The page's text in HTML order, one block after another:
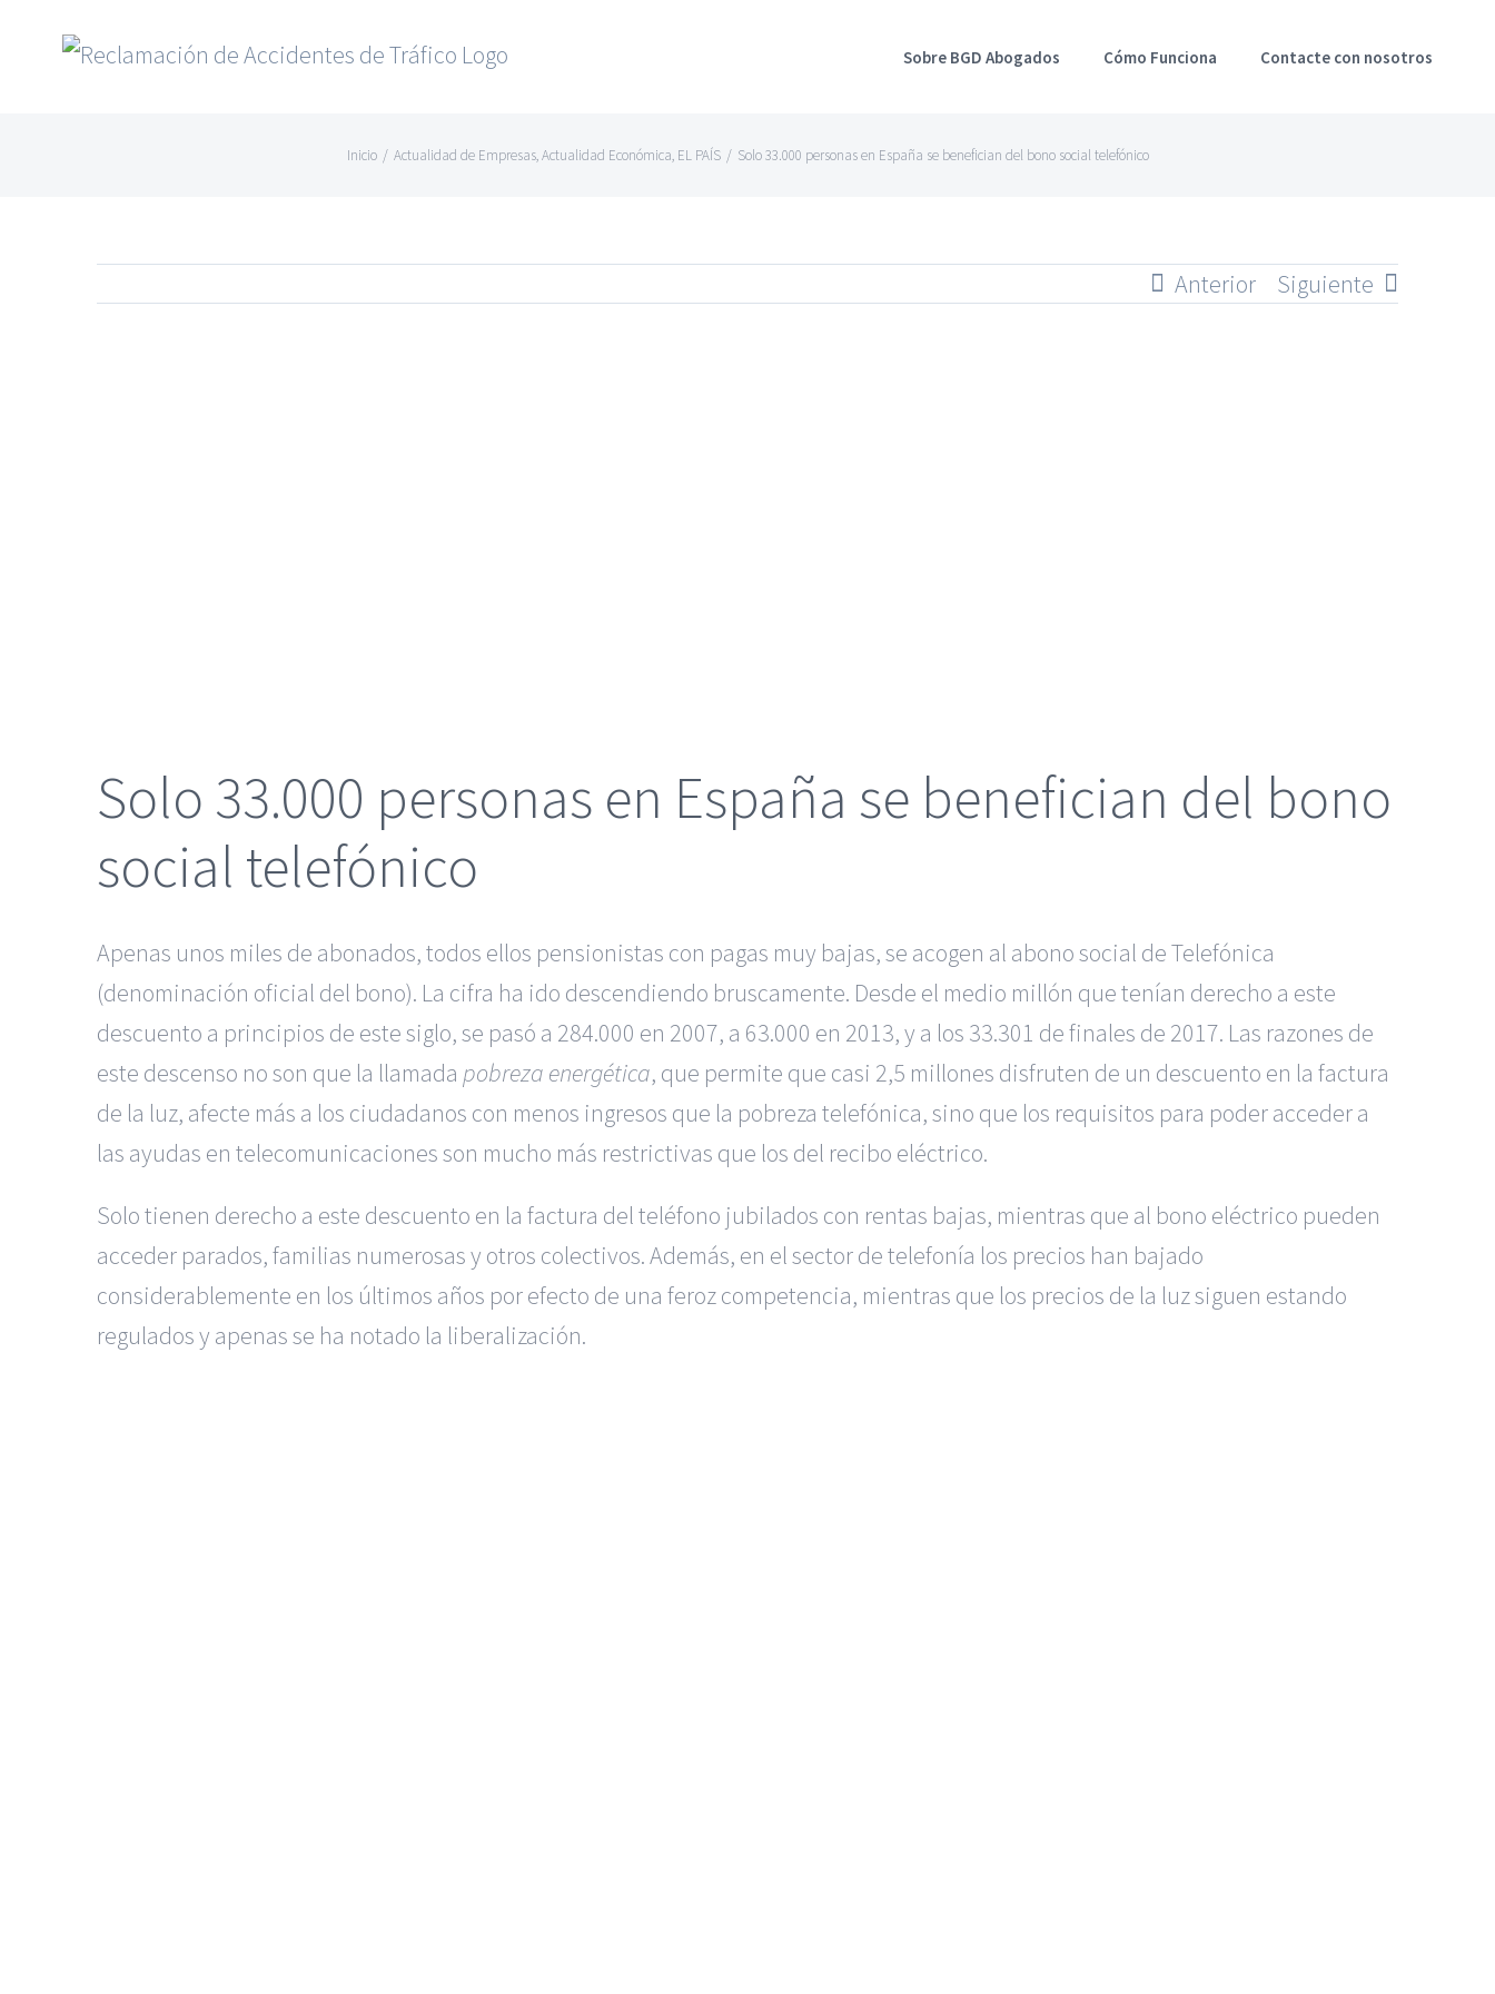
Sobre BGD Abogados Cómo Funciona Contacte con nosotros
Inicio / Actualidad de Empresas,Actualidad Económica, EL PAÍS / Solo 33.000 personas en España se benefician del bono social telefónico
Anterior Siguiente
Solo 33.000 personas en España se benefician del bono
social telefónico
Apenas unos miles de abonados, todos ellos pensionistas con pagas muy bajas, se acogen al abono social de Telefónica
(denominación oficial del bono). La cifra ha ido descendiendo bruscamente. Desde el medio millón que tenían derecho a este
descuento a principios de este siglo, se pasó a 284.000 en 2007, a 63.000 en 2013, y a los 33.301 de finales de 2017. Las razones de
este descenso no son que la llamada pobreza energética, que permite que casi 2,5 millones disfruten de un descuento en la factura
de la luz, afecte más a los ciudadanos con menos ingresos que la pobreza telefónica, sino que los requisitos para poder acceder a
las ayudas en telecomunicaciones son mucho más restrictivas que los del recibo eléctrico.
Solo tienen derecho a este descuento en la factura del teléfono jubilados con rentas bajas, mientras que al bono eléctrico pueden
acceder parados, familias numerosas y otros colectivos. Además, en el sector de telefonía los precios han bajado
considerablemente en los últimos años por efecto de una feroz competencia, mientras que los precios de la luz siguen estando
regulados y apenas se ha notado la liberalización.